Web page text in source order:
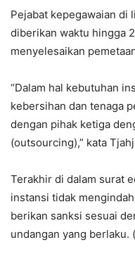
Pejabat kepegawaian di
diberikan waktu hingga
menyelesaikan
“Dalam hal kebutuhan
kebersihan dan tenaga
dengan pihak ketiga
(outsourcing),” kata
Terakhir di dalam surat
instansi tidak
berikan sanksi sesuai
undangan yang berlaku.